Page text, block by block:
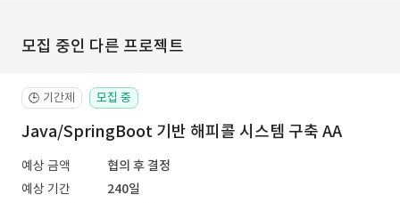
모집 중인 다른 프로젝트
🕒 기간제 모집 중
Java/SpringBoot 기반 해피콜 시스템 구축 AA
예상 금액
협의 후 결정
예상 기간
240일